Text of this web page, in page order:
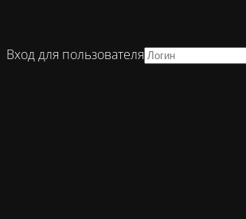
Вход для пользователя